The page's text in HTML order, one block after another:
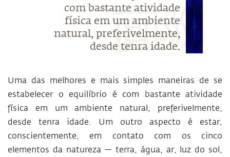
com bastante atividade
física em um ambiente
natural, preferivelmente,
desde tenra idade.
Uma das melhores e mais simples maneiras de se
estabelecer o equilíbrio é com bastante atividade
física em um ambiente natural, preferivelmente,
desde tenra idade. Um outro aspecto é estar,
conscientemente, em contato com os cinco
elementos da natureza — terra, água, ar, luz do sol,